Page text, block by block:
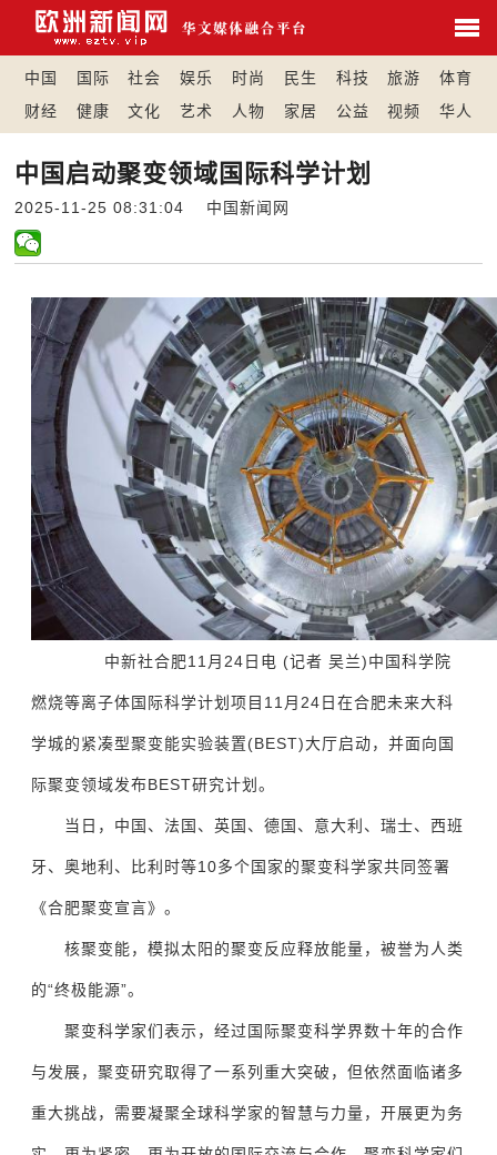
中国 国际 社会 娱乐 时尚 民生 科技 旅游
体育
财经
健康 文化 艺术 人物 家居 公益 视频 华人
中国启动聚变领域国际科学计划
2025-11-25 08:31:04 中国新闻网
中新社合肥11月24日电 (记者 吴兰)中国科学院
燃烧等离子体国际科学计划项目11月24日在合肥未来大科
学城的紧凑型聚变能实验装置(BEST)大厅启动，并面向国
际聚变领域发布BEST研究计划。
当日，中国、法国、英国、德国、意大利、瑞士、西班
牙、奥地利、比利时等10多个国家的聚变科学家共同签署
《合肥聚变宣言》。
核聚变能，模拟太阳的聚变反应释放能量，被誉为人类
的“终极能源”。
聚变科学家们表示，经过国际聚变科学界数十年的合作
与发展，聚变研究取得了一系列重大突破，但依然面临诸多
重大挑战，需要凝聚全球科学家的智慧与力量，开展更为务